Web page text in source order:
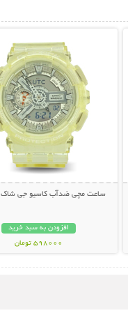
ساعت مچی ضدآب کاسیو جی شاک GA110
افزودن به سبد خرید
598000 تومان